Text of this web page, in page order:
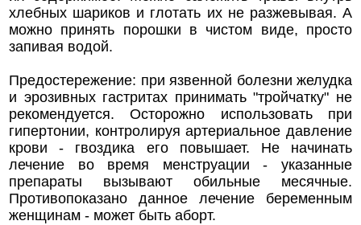
хлебных шариков и глотать их не разжевывая. А
можно принять порошки в чистом виде, просто
запивая водой.
Предостережение: при язвенной болезни желудка
и эрозивных гастритах принимать "тройчатку" не
рекомендуется. Осторожно использовать при
гипертонии, контролируя артериальное давление
крови - гвоздика его повышает. Не начинать
лечение во время менструации - указанные
препараты вызывают обильные месячные.
Противопоказано данное лечение беременным
женщинам - может быть аборт.